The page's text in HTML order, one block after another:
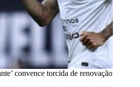
convence torcida de renovação